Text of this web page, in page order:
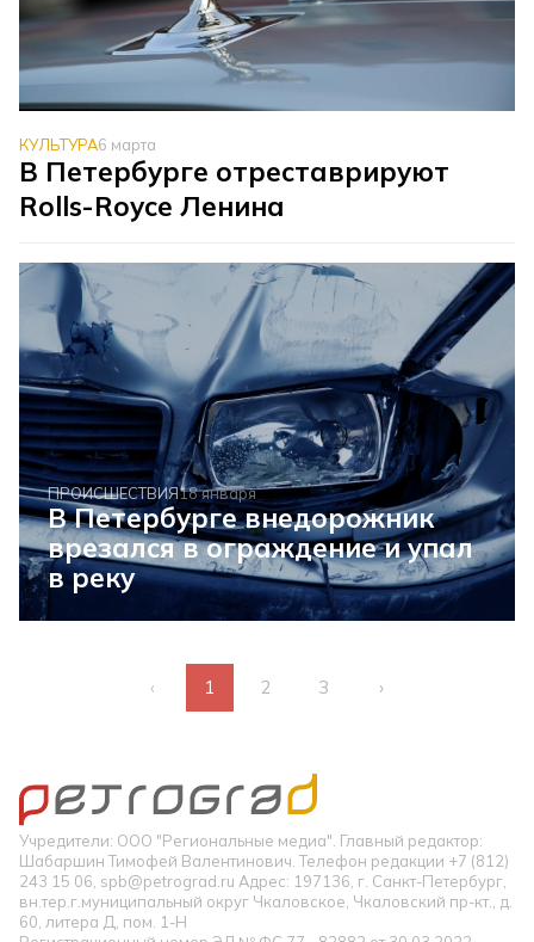
КУЛЬТУРА6 марта
В Петербурге отреставрируют
Rolls-Royce Ленина
ПРОИСШЕСТВИЯ18 января
В Петербурге внедорожник
врезался в ограждение и упал
в реку
‹ 1 2 3 ›
Учредители: ООО "Региональные медиа". Главный редактор:
Шабаршин Тимофей Валентинович. Телефон редакции +7 (812)
243 15 06, spb@petrograd.ru Адрес: 197136, г. Санкт-Петербург,
вн.тер.г.муниципальный округ Чкаловское, Чкаловский пр-кт., д.
60, литера Д, пом. 1-Н